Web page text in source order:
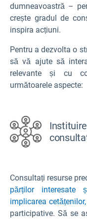
dumneavoastră –
crește gradul de
inspira acțiuni.
Pentru a dezvolta o
să vă ajute să
relevante și cu
următoarele aspecte:
Consultați resurse
părților interesate
implicarea cetățenilor,
participative. Să se